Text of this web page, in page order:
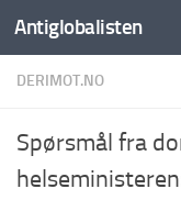
Antiglobalisten
DERIMOT.NO
Spørsmål fra